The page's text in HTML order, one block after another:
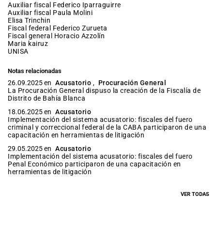
auxiliar fiscal Federico Iparraguirre
auxiliar fiscal Paula Molini
Elisa Trinchin
fiscal federal Federico Zurueta
fiscal general Horacio Azzolín
maria kairuz
UNISA
Notas relacionadas
26.09.2025 en Acusatorio , Procuración General
La Procuración General dispuso la creación de la Fiscalía de
Distrito de Bahía Blanca
18.06.2025 en Acusatorio
Implementación del sistema acusatorio: fiscales del fuero
criminal y correccional federal de la CABA participaron de una
capacitación en herramientas de litigación
29.05.2025 en Acusatorio
Implementación del sistema acusatorio: fiscales del fuero
Penal Económico participaron de una capacitación en
herramientas de litigación
VER TODAS